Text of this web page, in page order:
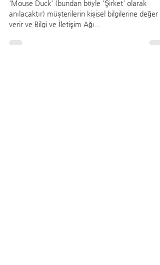
'Mouse Duck' (bundan böyle 'Şirket' olarak
anılacaktır) müşterilerin kişisel bilgilerine değer
verir ve Bilgi ve İletişim Ağı...